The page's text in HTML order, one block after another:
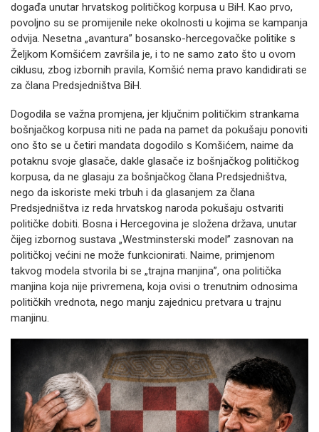
događa unutar hrvatskog političkog korpusa u BiH. Kao prvo,
povoljno su se promijenile neke okolnosti u kojima se kampanja
odvija. Nesetna „avantura” bosansko-hercegovačke politike s
Željkom Komšićem završila je, i to ne samo zato što u ovom
ciklusu, zbog izbornih pravila, Komšić nema pravo kandidirati se
za člana Predsjedništva BiH.
Dogodila se važna promjena, jer ključnim političkim strankama
bošnjačkog korpusa niti ne pada na pamet da pokušaju ponoviti
ono što se u četiri mandata dogodilo s Komšićem, naime da
potaknu svoje glasače, dakle glasače iz bošnjačkog političkog
korpusa, da ne glasaju za bošnjačkog člana Predsjedništva,
nego da iskoriste meki trbuh i da glasanjem za člana
Predsjedništva iz reda hrvatskog naroda pokušaju ostvariti
političke dobiti. Bosna i Hercegovina je složena država, unutar
čijeg izbornog sustava „Westminsterski model” zasnovan na
političkoj većini ne može funkcionirati. Naime, primjenom
takvog modela stvorila bi se „trajna manjina”, ona politička
manjina koja nije privremena, koja ovisi o trenutnim odnosima
političkih vrednota, nego manju zajednicu pretvara u trajnu
manjinu.